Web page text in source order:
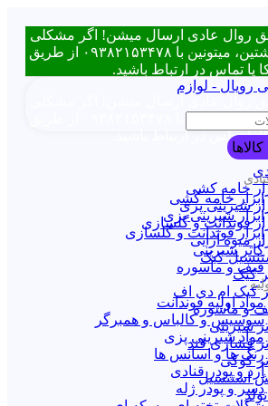
روال عادی ارسال میشن! اگر مشکلی
در ثبت سفارش داشتین، میتونین با ۰۹۳۸۲۱۵۳۴۷۸ از طریق
یا تماس در ارتباط باشید.
روال عادی ارسال میشن! اگر مشکلی
یا تماس در ارتباط باشید.
خامه کشی
شیرینی پزی
فوندانت و گلسازی
میوه آرایی
کیک
کیک
کیک ام دی اف
و ماسوره
شیرینی
فشاری قند
کوکی
استنسیل
ابزار خامه کشی
ابزار شیرینی پزی
ابزار فوندانت و گلسازی
کاتر شیرینی
قیف و ماسوره
مواد اولیه فوندانت
سوسیس و کالباس و همبرگر
مواد شیرینی پزی
رنگ ها و اسانس ها
آرد و پودر قنادی
دسر و پودر ژله